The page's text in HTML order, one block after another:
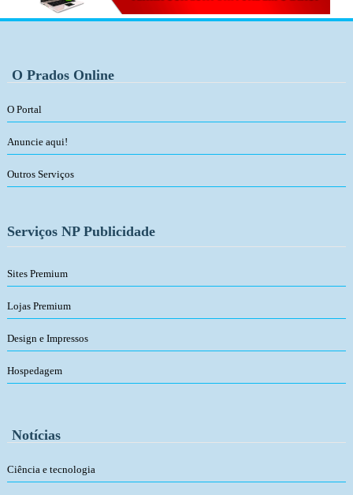
O Prados Online
O Portal
Anuncie aqui!
Outros Serviços
Serviços NP Publicidade
Sites Premium
Lojas Premium
Design e Impressos
Hospedagem
Notícias
Ciência e tecnologia